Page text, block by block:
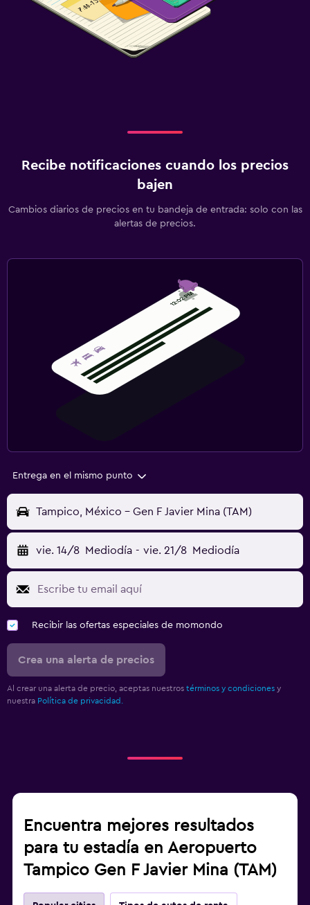
Recibe notificaciones cuando los precios
bajen
Cambios diarios de precios en tu bandeja de entrada: solo con las
alertas de precios.
Entrega en el mismo punto
Tampico, México - Gen F Javier Mina (TAM)
vie. 14/8 Mediodía - vie. 21/8 Mediodía
Recibir las ofertas especiales de momondo
Crea una alerta de precios
Al crear una alerta de precio, aceptas nuestros términos y condiciones y
nuestra Política de privacidad.
Encuentra mejores resultados
para tu estadía en Aeropuerto
Tampico Gen F Javier Mina (TAM)